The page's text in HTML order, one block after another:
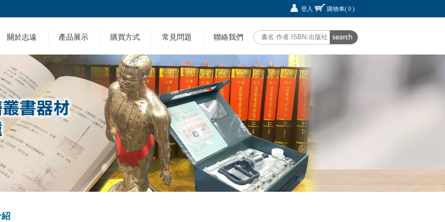
登入 購物車( 0 )
關於志遠 產品展示 購買方式 常見問題 聯絡我們